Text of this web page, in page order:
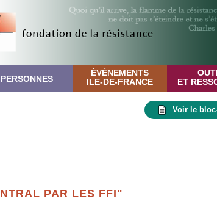
PERSONNES
ÉVÈNEMENTS
ILE-DE-FRANCE ET
Voir le
PAR LES FFI"